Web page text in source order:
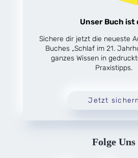
Unser Buch ist
Sichere dir jetzt die neueste
Buches „Schlaf im 21.
ganzes Wissen in
Praxistipps.
Jetzt
Folge Uns